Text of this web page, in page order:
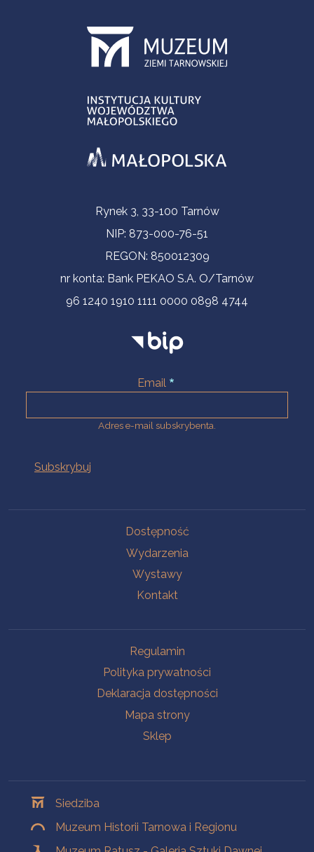
Informacje kontaktoweRynek 3, 33-100 Tarnów
NIP: 873-000-76-51
REGON: 850012309
nr konta: Bank PEKAO S.A. O/Tarnów
96 1240 1910 1111 0000 0898 4744
Email
Adres e-mail subskrybenta.
Dostępność
Wydarzenia
Wystawy
Kontakt
Regulamin
Polityka prywatności
Deklaracja dostępności
Mapa strony
Sklep
Siedziba
Muzeum Historii Tarnowa i Regionu